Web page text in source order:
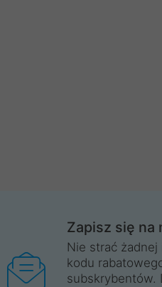
Zapisz się na
Nie strać
kodu
subskrybentów.